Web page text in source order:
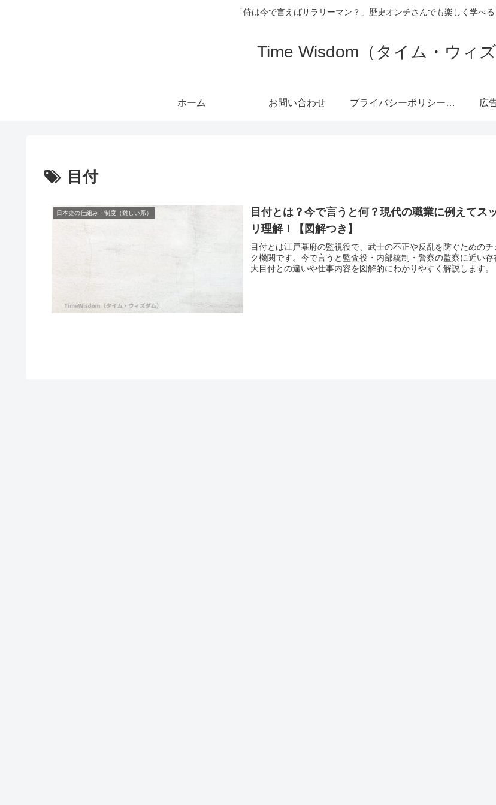
「侍は今で言えばサラリーマン？」歴史オンチさんでも楽しく学べ
Time Wisdom（タイム・ウィズ
ホーム お問い合わせ プライバシーポリシー・免責事項 広
目付
日本史の仕組み・制度（難しい系）
目付とは？今で言うと何？現代の職業に例えてス
リ理解！【図解つき】
目付とは江戸幕府の監視役で、武士の不正や反乱を防ぐためのチ
ク機関です。今で言うと監査役・内部統制・警察の監察に近い存
大目付との違いや仕事内容を図解的にわかりやすく解説します。